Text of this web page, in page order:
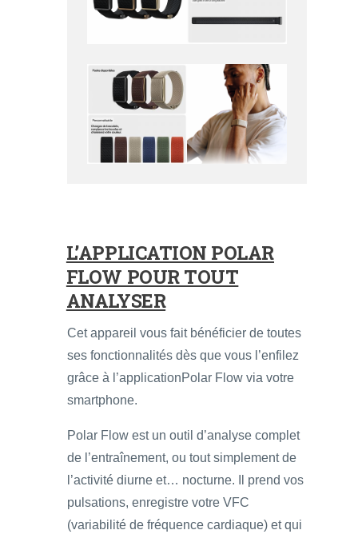
L’APPLICATION POLAR
FLOW POUR TOUT
ANALYSER
Cet appareil vous fait bénéficier de toutes
ses fonctionnalités dès que vous l’enfilez
grâce à l’applicationPolar Flow via votre
smartphone.
Polar Flow est un outil d’analyse complet
de l’entraînement, ou tout simplement de
l’activité diurne et… nocturne. Il prend vos
pulsations, enregistre votre VFC
(variabilité de fréquence cardiaque) et qui